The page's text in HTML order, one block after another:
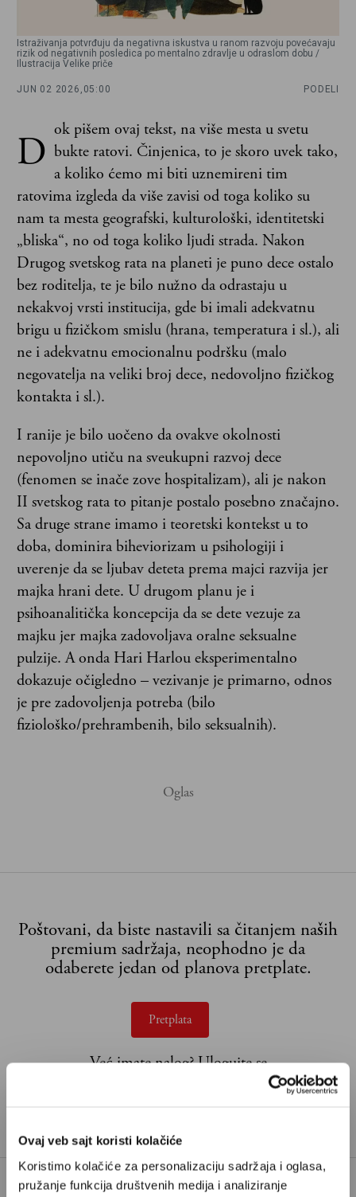
Ovaj veb sajt koristi kolačiće
Koristimo kolačiće za personalizaciju sadržaja i oglasa,
pružanje funkcija društvenih medija i analiziranje
Istraživanja potvrđuju da negativna iskustva u ranom razvoju povećavaju
rizik od negativnih posledica po mentalno zdravlje u odraslom dobu /
Ilustracija Velike priče
JUN 02 2026, 05:00 PODELI
D ok pišem ovaj tekst, na više mesta u svetu
bukte ratovi. Činjenica, to je skoro uvek tako,
a koliko ćemo mi biti uznemireni tim
ratovima izgleda da više zavisi od toga koliko su
nam ta mesta geografski, kulturološki, identitetski
„bliska“, no od toga koliko ljudi strada. Nakon
Drugog svetskog rata na planeti je puno dece ostalo
bez roditelja, te je bilo nužno da odrastaju u
nekakvoj vrsti institucija, gde bi imali adekvatnu
brigu u fizičkom smislu (hrana, temperatura i sl.), ali
ne i adekvatnu emocionalnu podršku (malo
negovatelja na veliki broj dece, nedovoljno fizičkog
kontakta i sl.).
I ranije je bilo uočeno da ovakve okolnosti
nepovoljno utiču na sveukupni razvoj dece
(fenomen se inače zove hospitalizam), ali je nakon
II svetskog rata to pitanje postalo posebno značajno.
Sa druge strane imamo i teoretski kontekst u to
doba, dominira biheviorizam u psihologiji i
uverenje da se ljubav deteta prema majci razvija jer
majka hrani dete. U drugom planu je i
psihoanalitička koncepcija da se dete vezuje za
majku jer majka zadovoljava oralne seksualne
pulzije. A onda Hari Harlou eksperimentalno
dokazuje očigledno – vezivanje je primarno, odnos
je pre zadovoljenja potreba (bilo
fiziološko/prehrambenih, bilo seksualnih).
Poštovani, da biste nastavili sa čitanjem naših
premium sadržaja, neophodno je da
odaberete jedan od planova pretplate.
Pretplata
Već imate nalog?Ulogujte se